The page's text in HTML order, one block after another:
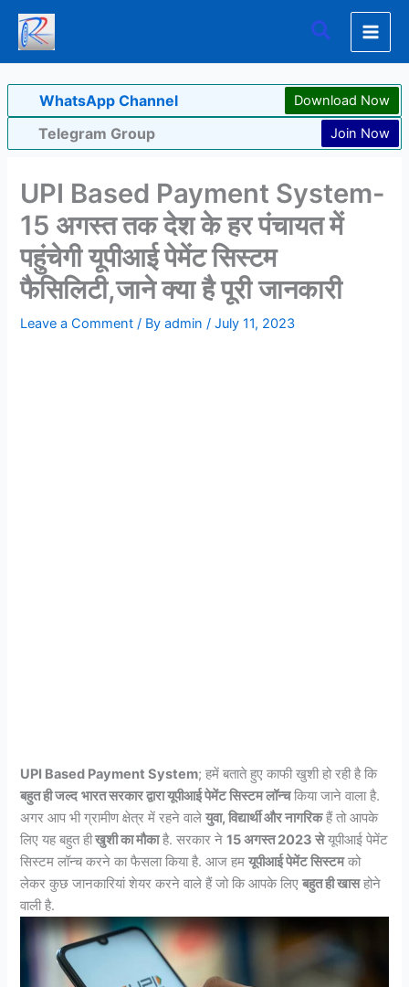
Skip
content
Search
WhatsApp Channel Download Now
Telegram Group Join Now
UPI Based Payment System-
15 अगस्त तक देश के हर पंचायत में
पहुंचेगी यूपीआई पेमेंट सिस्टम
फैसिलिटी,जाने क्या है पूरी जानकारी
Leave a Comment / Byadmin/July 11, 2023
UPI Based Payment System; हमें बताते हुए काफी खुशी हो रही है कि
बहुत ही जल्द भारत सरकार द्वारा यूपीआई पेमेंट सिस्टम लॉन्चकिया जाने वाला है.
अगर आप भी ग्रामीण क्षेत्र में रहने वालेयुवा, विद्यार्थी और नागरिकहैं तो आपके
लिए यह बहुत हीखुशी का मौकाहै. सरकार ने15 अगस्त 2023 सेयूपीआई पेमेंट
सिस्टम लॉन्च करने का फैसला किया है. आज हमयूपीआई पेमेंट सिस्टमको
लेकर कुछ जानकारियां शेयर करने वाले हैं जो कि आपके लिएबहुत ही खासहोने
वाली है.